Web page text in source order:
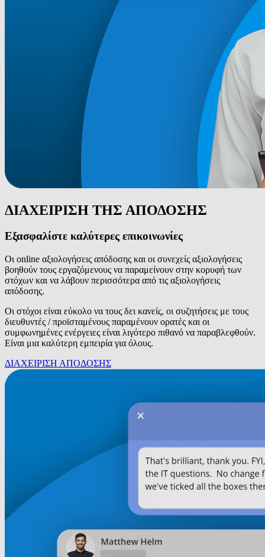
ΔΙΑΧΕΙΡΙΣΗ ΤΗΣ ΑΠΟΔΟΣΗΣ
Εξασφαλίστε καλύτερες επικοινωνίες
Οι online αξιολογήσεις απόδοσης και οι συνεχείς αξιολογήσεις
βοηθούν τους εργαζόμενους να παραμείνουν στην κορυφή των
στόχων και να λάβουν περισσότερα από τις αξιολογήσεις
απόδοσης.
Οι στόχοι είναι εύκολο να τους δει κανείς, οι συζητήσεις με τους
διευθυντές / προϊσταμένους παραμένουν ορατές και οι
συμφωνημένες ενέργειες είναι λιγότερο πιθανό να παραβλεφθούν.
Είναι μια καλύτερη εμπειρία για όλους.
ΔΙΑΧΕΙΡΙΣΗ ΑΠΟΔΟΣΗΣ